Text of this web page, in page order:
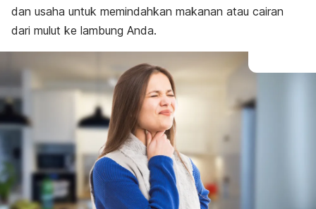
dan usaha untuk memindahkan makanan atau cairan
dari mulut ke lambung Anda.